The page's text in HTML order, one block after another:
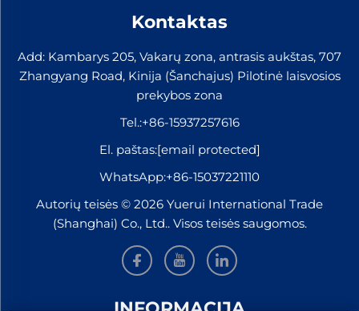
Kontaktas
Add: Kambarys 205, Vakarų zona, antrasis aukštas, 707
Zhangyang Road, Kinija (Šanchajus) Pilotinė laisvosios
prekybos zona
Tel.:+86-15937257616
El. paštas:[email protected]
WhatsApp:+86-15037221110
Autorių teisės © 2026 Yuerui International Trade
(Shanghai) Co., Ltd.. Visos teisės saugomos.